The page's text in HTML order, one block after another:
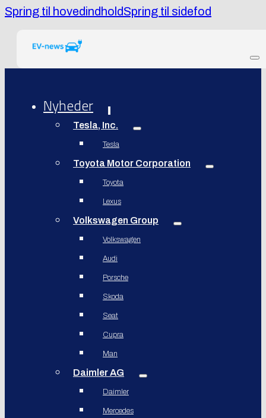
Spring til hovedindholdSpring til sidefod
Nyheder
Tesla, Inc.
Tesla
Toyota Motor Corporation
Toyota
Lexus
Volkswagen Group
Volkswagen
Audi
Porsche
Skoda
Seat
Cupra
Man
Daimler AG
Daimler
Mercedes